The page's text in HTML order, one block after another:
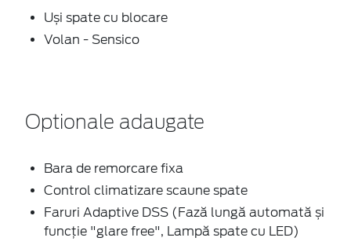
Uși spate cu blocare
Volan - Sensico
Optionale adaugate
Bara de remorcare fixa
Control climatizare scaune spate
Faruri Adaptive DSS (Fază lungă automată și
funcție "glare free", Lampă spate cu LED)